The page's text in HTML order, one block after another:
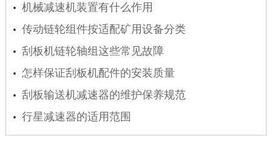
机械减速机装置有什么作用
传动链轮组件按适配矿用设备分类
刮板机链轮轴组这些常见故障
怎样保证刮板机配件的安装质量
刮板输送机减速器的维护保养规范
行星减速器的适用范围